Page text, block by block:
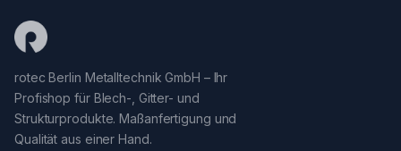
rotec Berlin Metalltechnik GmbH – Ihr
Profishop für Blech-, Gitter- und
Strukturprodukte. Maßanfertigung und
Qualität aus einer Hand.